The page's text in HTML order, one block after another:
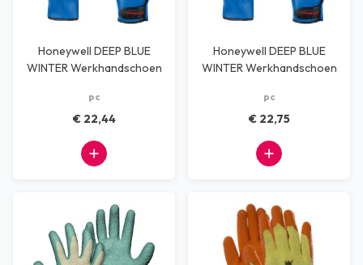
Honeywell DEEP BLUE
WINTER Werkhandschoen
pc
€ 22,44
Honeywell DEEP BLUE
WINTER Werkhandschoen
pc
€ 22,75